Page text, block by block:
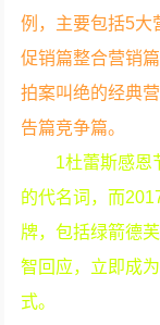
例，主要包括5大
促销篇整合营销
拍案叫绝的经典
告篇竞争篇。
1杜蕾斯感恩
的代名词，而
牌，包括绿箭德
智回应，立即成
式。